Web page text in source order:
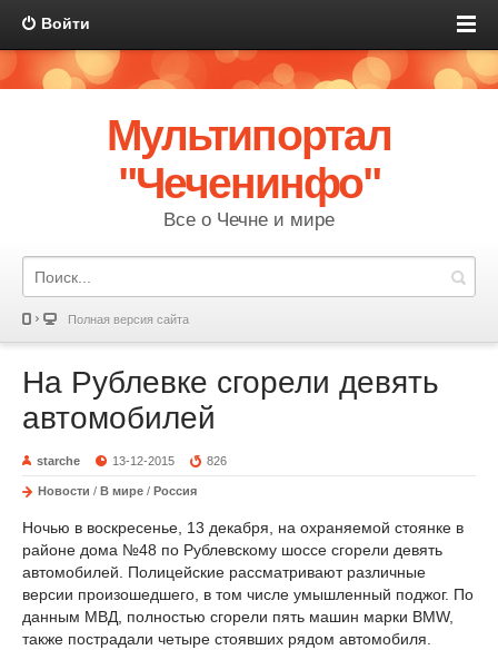
Войти
Мультипортал
"Чеченинфо"
Все о Чечне и мире
Полная версия сайта
На Рублевке сгорели девять
автомобилей
starche 13-12-2015 826
Новости / В мире / Россия
Ночью в воскресенье, 13 декабря, на охраняемой стоянке в
районе дома №48 по Рублевскому шоссе сгорели девять
автомобилей. Полицейские рассматривают различные
версии произошедшего, в том числе умышленный поджог. По
данным МВД, полностью сгорели пять машин марки BMW,
также пострадали четыре стоявших рядом автомобиля.